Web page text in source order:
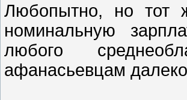
Любопытно, но тот
номинальную
любого
афанасьевцам